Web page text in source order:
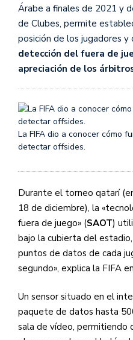
Árabe a finales de 2021 y
de Clubes, permite
posición de los jugadores y
detección del fuera de
apreciación de los
La FIFA dio a conocer cómo
detectar offsides.
Durante el torneo qatarí
18 de diciembre), la
fuera de juego» (SAOT)
bajo la cubierta del
puntos de datos de cada
segundo», explica la FIFA
Un sensor situado en el
paquete de datos hasta
sala de vídeo, permitiendo